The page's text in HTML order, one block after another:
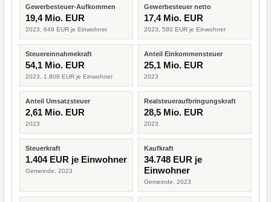
Gewerbesteuer-Aufkommen
19,4 Mio. EUR
2023, 649 EUR je Einwohner
Gewerbesteuer netto
17,4 Mio. EUR
2023, 580 EUR je Einwohner
Steuereinnahmekraft
54,1 Mio. EUR
2023, 1.808 EUR je Einwohner
Anteil Einkommensteuer
25,1 Mio. EUR
2023
Anteil Umsatzsteuer
2,61 Mio. EUR
2023
Realsteueraufbringungskraft
28,5 Mio. EUR
2023
Steuerkraft
1.404 EUR je Einwohner
Gemeinde, 2023
Kaufkraft
34.748 EUR je
Einwohner
Gemeinde, 2023